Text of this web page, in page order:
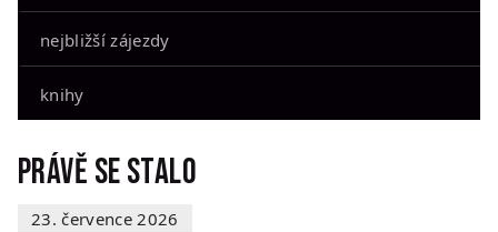
nejbližší zájezdy
knihy
Právě se stalo
23. července 2026